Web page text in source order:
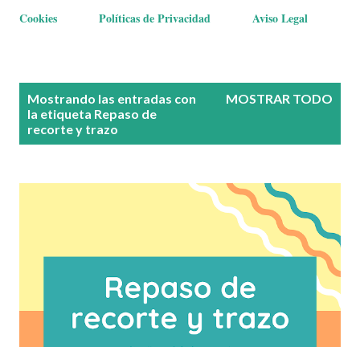
Cookies
Políticas de Privacidad Aviso Legal
Mostrando las entradas con
la etiqueta Repaso de
recorte y trazo
MOSTRAR TODO